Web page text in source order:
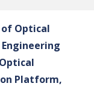
Optical
Platform,